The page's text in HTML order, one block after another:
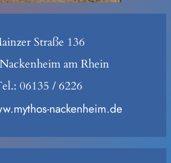
Straße 136
am Rhein
06135 / 6226
nackenheim.de